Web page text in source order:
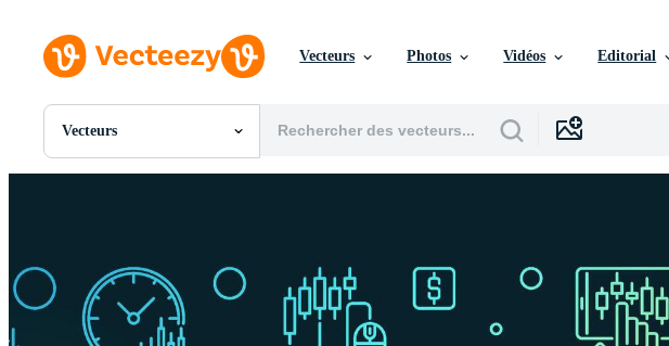
Vecteurs Photos Vidéos Editorial
Vecteurs
Toutes Images
Modèles
Vecteurs
Vidéos
Motion graphics